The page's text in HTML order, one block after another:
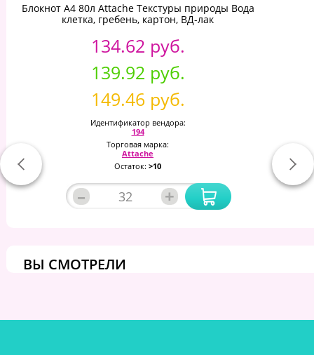
Блокнот А4 80л Attache Текстуры природы Вода
клетка, гребень, картон, ВД-лак
134.62 руб.
139.92 руб.
149.46 руб.
Идентификатор вендора:
194
Торговая марка:
Attache
Остаток: >10
– +
ВЫ СМОТРЕЛИ